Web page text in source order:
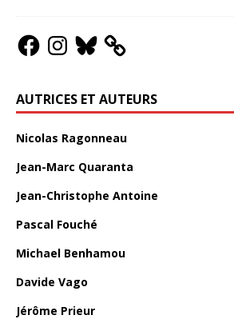
AUTRICES ET AUTEURS
Nicolas Ragonneau
Jean-Marc Quaranta
Jean-Christophe Antoine
Pascal Fouché
Michael Benhamou
Davide Vago
Jérôme Prieur